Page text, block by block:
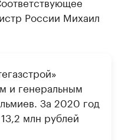
России Михаил
и генеральным
За 2020 год
млн рублей